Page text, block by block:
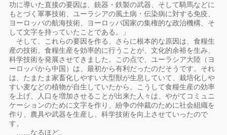
功に導いた直接の要因は、銃器・鉄製の武器、そして騎馬などに
もとづく軍事技術、ユーラシアの風土病・伝染病に対する免疫、
ヨーロッパの航海技術、ヨーロッパ国家の集権的な政治機構、そ
して文字を持っていたことである。」
そして、これらの要因を作る、さらに根本的な原因は、食糧生
産の技術。食糧生産を効率的に行うことが、文化的余裕を生み、
科学技術を発展させてきました。この点で、ユーラシア大陸（ヨ
ーロッパから中国）は、最初から有利だったのだそうです。それ
は、たまたま家畜化しやすい大型獣が生息していて、栽培化しや
すい麦などの植物が自生していたから。こうして食糧生産の効率
を上げ、人口を増加させることが出来た人々は、やがてコミュニ
ケーションのために文字を作り、紛争の仲裁のために社会組織を
作り、農具や武器を生産し、科学技術を向上させていったので
す。
……なるほど。